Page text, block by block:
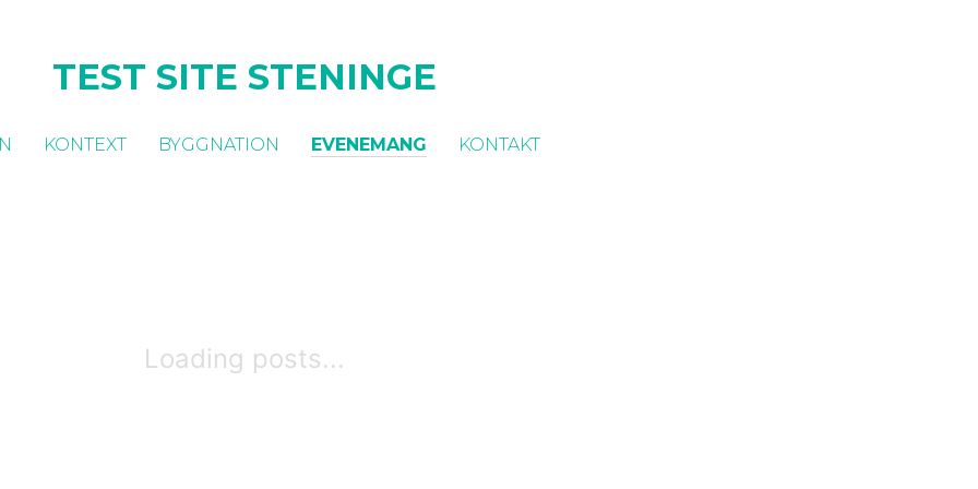
TEST SITE STENINGE
KONTEXT BYGGNATION EVENEMANG KONTAKT
Loading posts...